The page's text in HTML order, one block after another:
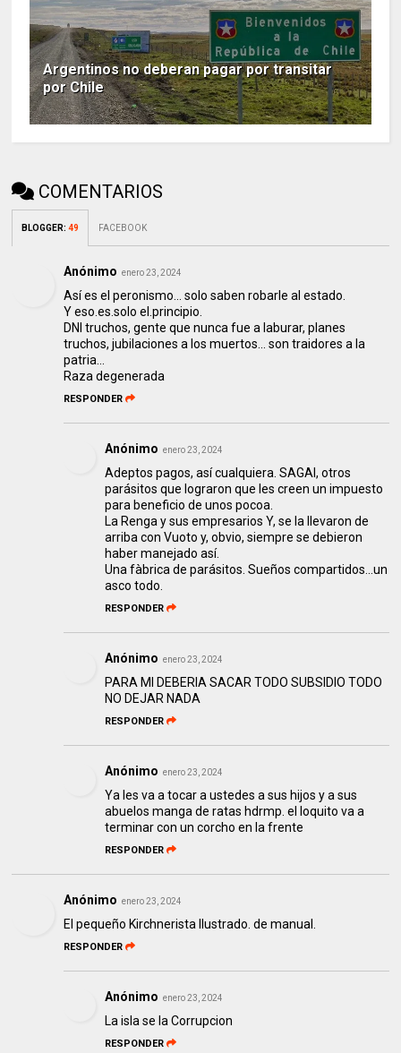
Argentinos no deberan pagar por transitar
por Chile
COMENTARIOS
BLOGGER:49 FACEBOOK
Anónimo enero 23, 2024
Así es el peronismo... solo saben robarle al estado.
Y eso.es.solo el.principio.
DNI truchos, gente que nunca fue a laburar, planes
truchos, jubilaciones a los muertos... son traidores a la
patria...
Raza degenerada
RESPONDER
Anónimo enero 23, 2024
Adeptos pagos, así cualquiera. SAGAI, otros
parásitos que lograron que les creen un impuesto
para beneficio de unos pocoa.
La Renga y sus empresarios Y, se la llevaron de
arriba con Vuoto y, obvio, siempre se debieron
haber manejado así.
Una fàbrica de parásitos. Sueños compartidos...un
asco todo.
RESPONDER
Anónimo enero 23, 2024
PARA MI DEBERIA SACAR TODO SUBSIDIO TODO
NO DEJAR NADA
RESPONDER
Anónimo enero 23, 2024
Ya les va a tocar a ustedes a sus hijos y a sus
abuelos manga de ratas hdrmp. el loquito va a
terminar con un corcho en la frente
RESPONDER
Anónimo enero 23, 2024
El pequeño Kirchnerista Ilustrado. de manual.
RESPONDER
Anónimo enero 23, 2024
La isla se la Corrupcion
RESPONDER